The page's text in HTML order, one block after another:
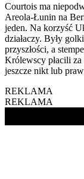
Courtois ma
Areola-Łunin na
jeden. Na korzyść
działaczy. Były
przyszłości, a
Królewscy płacili
jeszcze nikt lub
REKLAMA
REKLAMA